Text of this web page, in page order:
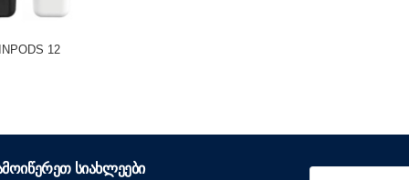
12
ᲡᲘᲐᲮᲚᲔᲔᲑᲘ